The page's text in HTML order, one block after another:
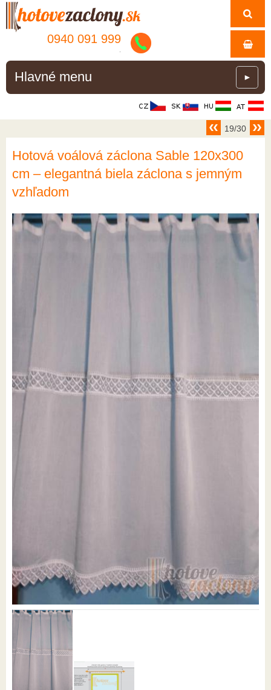
0940 091 999
Hlavné menu ►
19/30
Hotová voálová záclona Sable 120x300
cm – elegantná biela záclona s jemným
vzhľadom